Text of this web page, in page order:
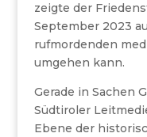
zeigte der
September 2023
rufmordenden
umgehen kann.
Gerade in Sachen
Südtiroler
Ebene der